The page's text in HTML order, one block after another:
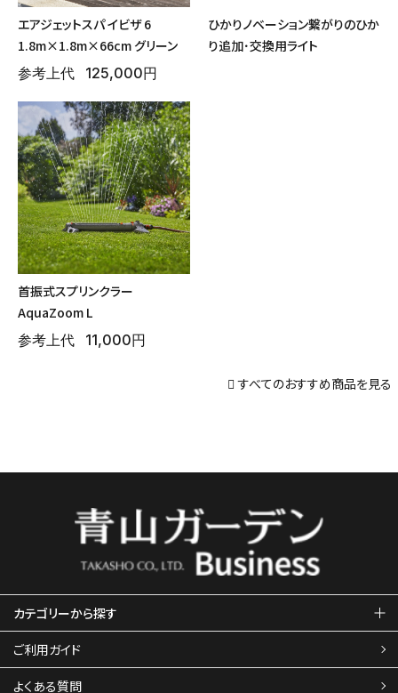
エアジェットスパ イビザ 6
1.8m×1.8m×66cm グリーン
参考上代
125,000円
ひかりノベーション繋がりのひか
り追加･交換用ライト
首振式スプリンクラー
AquaZoom L
参考上代
11,000円
すべてのおすすめ商品を見る
カテゴリーから探す
ご利用ガイド
よくある質問